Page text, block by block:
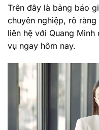
Trên đây là bảng báo
chuyên nghiệp, rõ
liên hệ với Quang
vụ ngay hôm nay.